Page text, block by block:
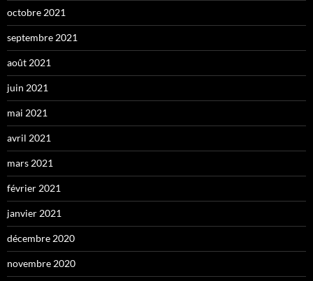
octobre 2021
septembre 2021
août 2021
juin 2021
mai 2021
avril 2021
mars 2021
février 2021
janvier 2021
décembre 2020
novembre 2020